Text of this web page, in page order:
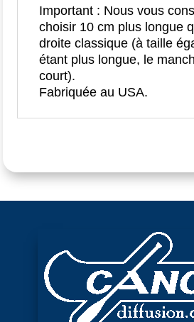
Important : Nous vous
choisir 10 cm plus longue
droite classique (à taille
étant plus longue, le
court).
Fabriquée au USA.